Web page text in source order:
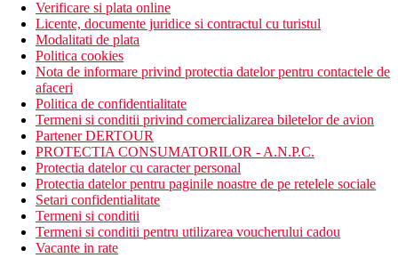
volei pe plaja
polo pe apa
bocce
minifotbal
tenis
sporturi acvatice nemotorizate pe plaja (canoe, barci cu
vasle)
fitness
Activitati sportive contra cost
sporturi nautice motorizate
inchiriere de biciclete
centru de scufundari
centru spa in hotelul partener Akti Palace
Dieta
All inclusive:
Verificare si plata online
Licente, documente juridice si contractul cu turistul
Modalitati de plata
Politica cookies
Nota de informare privind protectia datelor pentru contactele de
afaceri
Politica de confidentialitate
Termeni si conditii privind comercializarea biletelor de avion
Partener DERTOUR
PROTECTIA CONSUMATORILOR - A.N.P.C.
Protectia datelor cu caracter personal
Protectia datelor pentru paginile noastre de pe retelele sociale
Setari confidentialitate
Termeni si conditii
Termeni si conditii pentru utilizarea voucherului cadou
Vacante in rate